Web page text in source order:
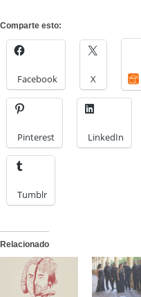
Comparte esto:
Facebook X
Pinterest LinkedIn
Tumblr
Relacionado